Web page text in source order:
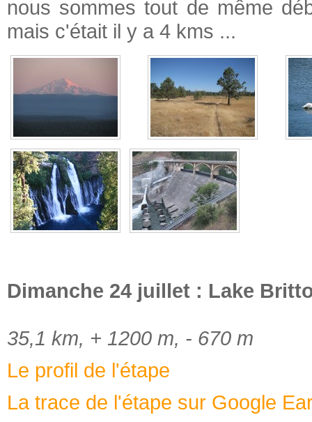
nous sommes tout de même
mais c'était il y a 4 kms ...
Dimanche 24 juillet : Lake
35,1 km, + 1200 m, - 670 m
Le profil de l'étape
La trace de l'étape sur Google